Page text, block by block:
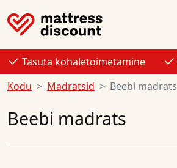
Tasuta kohaletoimetamine
Kodu
Madratsid Beebi madrats
Beebi madrats